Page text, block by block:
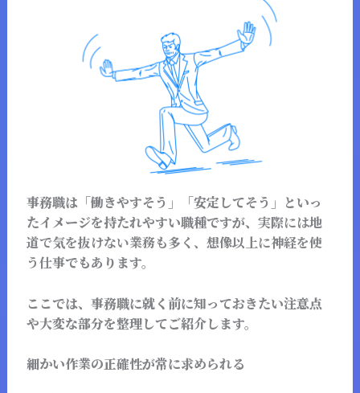
事務職は「働きやすそう」「安定してそう」といっ
たイメージを持たれやすい職種ですが、 実際には地
道で気を抜けない業務も多く、想像以上に神経を使
う仕事でもあります。
ここでは、事務職に就く前に知っておきたい注意点
や大変な部分を整理してご紹介します。
細かい作業の正確性が常に求められる